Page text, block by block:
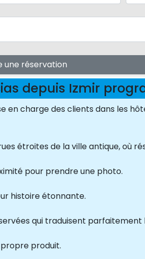
une réservation
depuis Izmir
en charge des clients dans les
étroites de la ville antique, où
pour prendre une photo.
histoire étonnante.
qui traduisent
produit.